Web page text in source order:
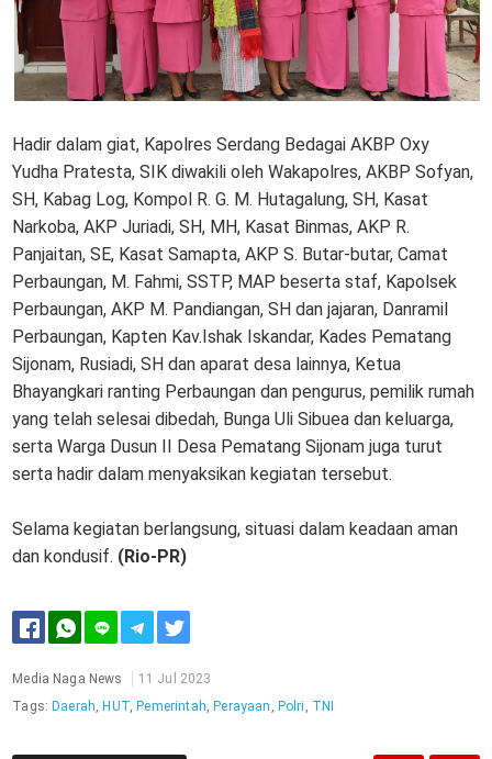
Hadir dalam giat, Kapolres Serdang Bedagai AKBP Oxy
Yudha Pratesta, SIK diwakili oleh Wakapolres, AKBP Sofyan,
SH, Kabag Log, Kompol R. G. M. Hutagalung, SH, Kasat
Narkoba, AKP Juriadi, SH, MH, Kasat Binmas, AKP R.
Panjaitan, SE, Kasat Samapta, AKP S. Butar-butar, Camat
Perbaungan, M. Fahmi, SSTP, MAP beserta staf, Kapolsek
Perbaungan, AKP M. Pandiangan, SH dan jajaran, Danramil
Perbaungan, Kapten Kav.Ishak Iskandar, Kades Pematang
Sijonam, Rusiadi, SH dan aparat desa lainnya, Ketua
Bhayangkari ranting Perbaungan dan pengurus, pemilik rumah
yang telah selesai dibedah, Bunga Uli Sibuea dan keluarga,
serta Warga Dusun II Desa Pematang Sijonam juga turut
serta hadir dalam menyaksikan kegiatan tersebut.
Selama kegiatan berlangsung, situasi dalam keadaan aman
dan kondusif. (Rio-PR)
Media Naga News
11 Jul 2023
Tags:Daerah,HUT,Pemerintah,Perayaan , Polri , TNI